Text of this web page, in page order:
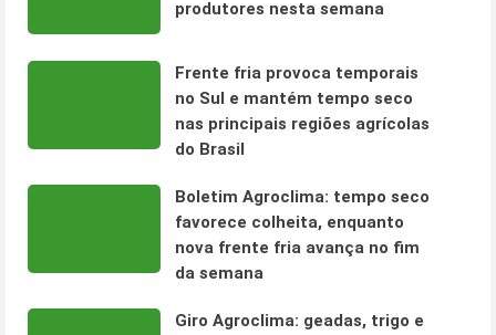
produtores nesta semana
Frente fria provoca temporais
no Sul e mantém tempo seco
nas principais regiões agrícolas
do Brasil
Boletim Agroclima: tempo seco
favorece colheita, enquanto
nova frente fria avança no fim
da semana
Giro Agroclima: geadas, trigo e